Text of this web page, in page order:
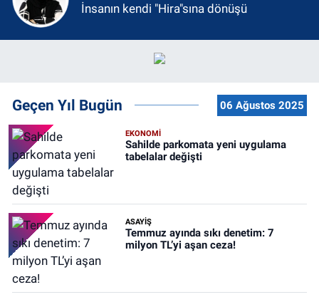
İnsanın kendi "Hira"sına dönüşü
Geçen Yıl Bugün 06 Ağustos 2025
EKONOMİ
Sahilde parkomata yeni uygulama
tabelalar değişti
ASAYİŞ
Temmuz ayında sıkı denetim: 7
milyon TL’yi aşan ceza!